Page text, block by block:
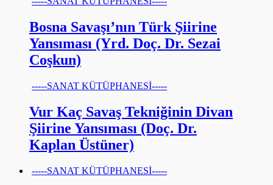
Bosna Savaşı’nın Türk Şiirine
Yansıması (Yrd. Doç. Dr. Sezai
Coşkun)
-----SANAT KÜTÜPHANESİ-----
Vur Kaç Savaş Tekniğinin Divan
Şiirine Yansıması (Doç. Dr.
Kaplan Üstüner)
-----SANAT KÜTÜPHANESİ-----